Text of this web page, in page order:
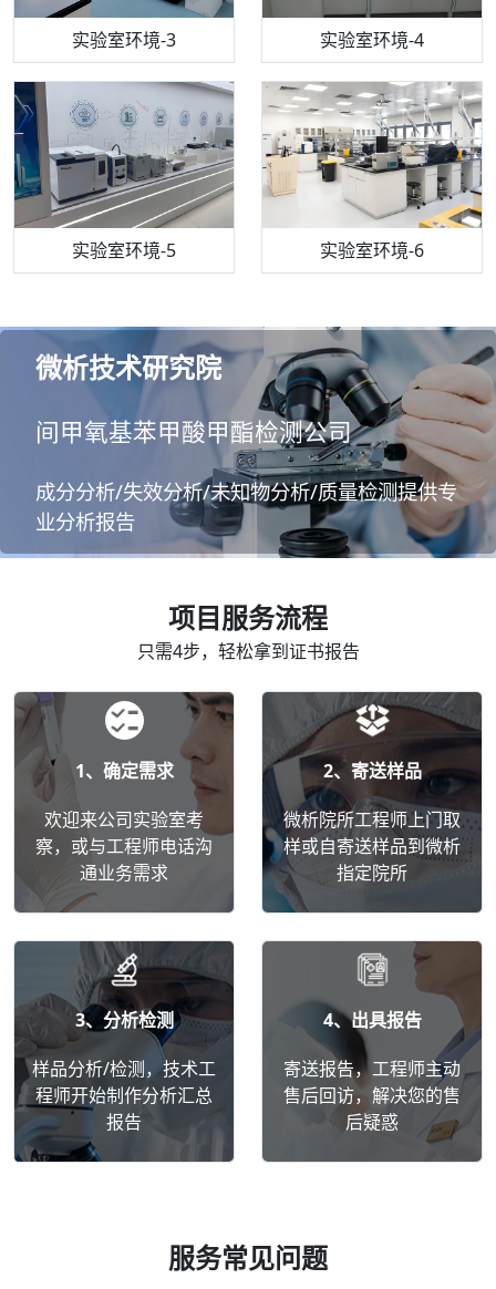
实验室环境-3 实验室环境-4
实验室环境-5 实验室环境-6
机构质检技术员-3 机构质检技术员-4
机构质检技术员-5 机构质检技术员-6
高效液相色谱仪 流式细胞仪
气相色谱仪 万能力学试验仪
微析技术研究院
间甲氧基苯甲酸甲酯检测公司
成分分析/失效分析/未知物分析/质量检测提供专
业分析报告
项目服务流程
只需4步，轻松拿到证书报告
1、确定需求
欢迎来公司实验室考
察，或与工程师电话沟
通业务需求
2、寄送样品
微析院所工程师上门取
样或自寄送样品到微析
指定院所
3、分析检测
样品分析/检测，技术工
程师开始制作分析汇总
报告
4、出具报告
寄送报告，工程师主动
售后回访，解决您的售
后疑惑
服务常见问题